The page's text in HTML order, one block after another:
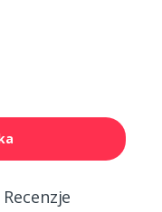
Recenzje